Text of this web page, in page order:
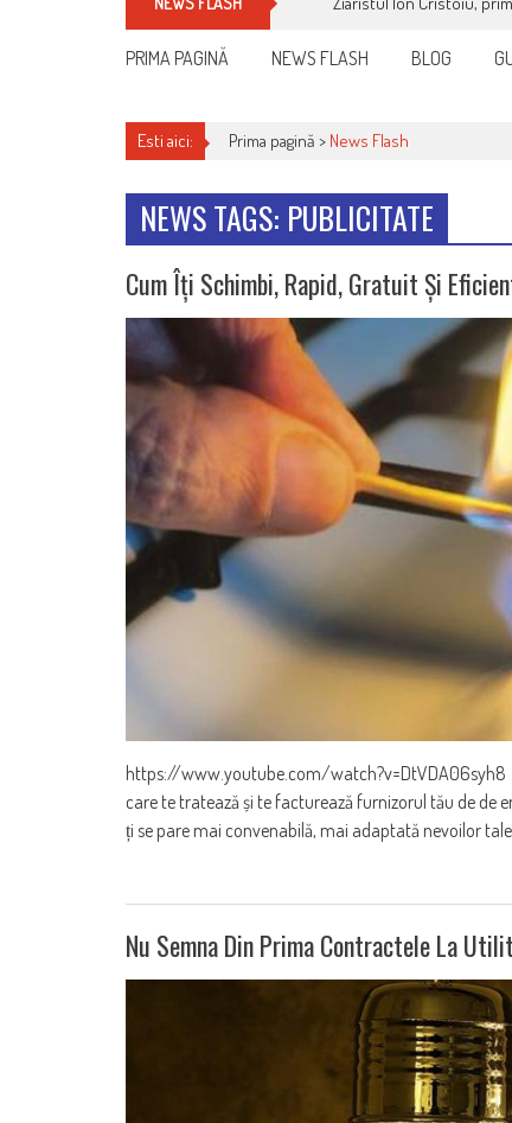
PRIMA PAGINĂ NEWS FLASH BLOG
Esti aici: Prima pagină > News Flash
NEWS TAGS: PUBLICITATE
Cum Îți Schimbi, Rapid, Gratuit Și
https://www.youtube.com/watch?v=DtVDA06syh8
care te tratează și te facturează furnizorul tău de de
ți se pare mai convenabilă, mai adaptată nevoilor
Nu Semna Din Prima Contractele La